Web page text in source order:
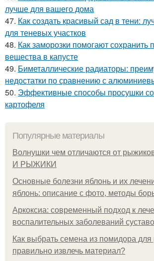
лучше для вашего дома
47. Как создать красивый сад в тени:
для теневых участков
48. Как заморозки помогают сохранить
вещества в капусте
49. Биметаллические радиаторы:
недостатки по сравнению с
50. Эффективные способы просушки
картофеля
Популярные материалы
Волнушки чем отличаются от
И РЫЖИКИ
Основные болезни яблонь и их
яблонь: описание с фото, методы
Аркоксиа: современный подход к
воспалительных заболеваний
Как выбрать семена из помидора для
правильно извлечь материал?